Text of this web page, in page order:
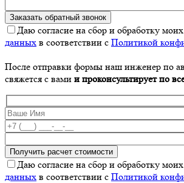
Даю согласие на сбор и обработку моих
данных в соответствии с Политикой
После отправки формы наш инженер по
свяжется с вами и проконсультирует по
Даю согласие на сбор и обработку моих
данных в соответствии с Политикой